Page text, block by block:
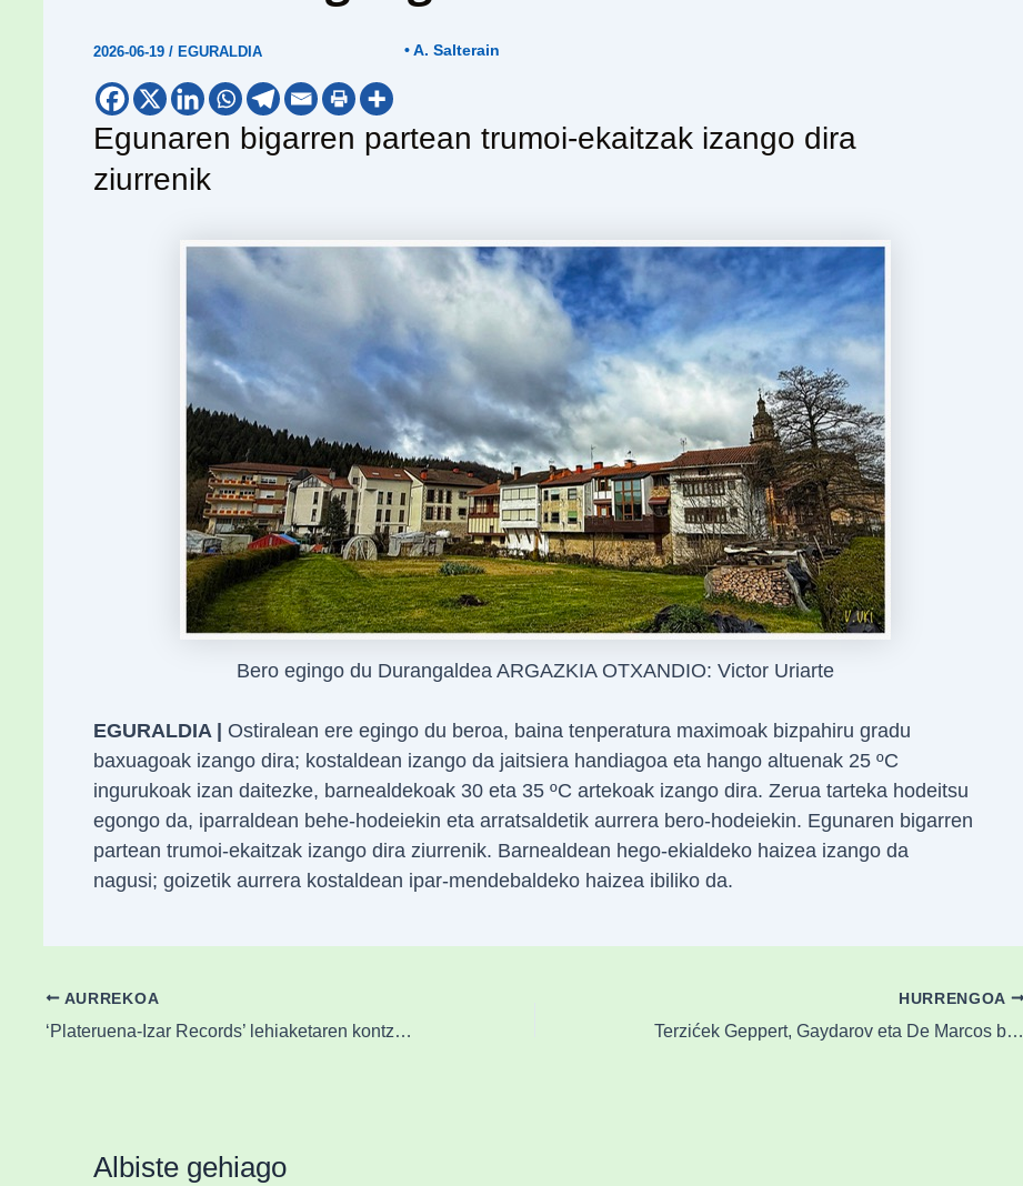
2026-06-19 / EGURALDIA • A. Salterain
Egunaren bigarren partean trumoi-ekaitzak izango dira
ziurrenik
Bero egingo du Durangaldea ARGAZKIA OTXANDIO: Victor Uriarte
EGURALDIA | Ostiralean ere egingo du beroa, baina tenperatura maximoak bizpahiru gradu
baxuagoak izango dira; kostaldean izango da jaitsiera handiagoa eta hango altuenak 25 ºC
ingurukoak izan daitezke, barnealdekoak 30 eta 35 ºC artekoak izango dira. Zerua tarteka hodeitsu
egongo da, iparraldean behe-hodeiekin eta arratsaldetik aurrera bero-hodeiekin. Egunaren bigarren
partean trumoi-ekaitzak izango dira ziurrenik. Barnealdean hego-ekialdeko haizea izango da
nagusi; goizetik aurrera kostaldean ipar-mendebaldeko haizea ibiliko da.
AURREKOA
‘Plateruena-Izar Records’ lehiaketaren kontzertuak zapatuan
HURRENGOA
Terzićek Geppert, Gaydarov eta De Marcos bere talde teknikora batu ditu
Albiste gehiago